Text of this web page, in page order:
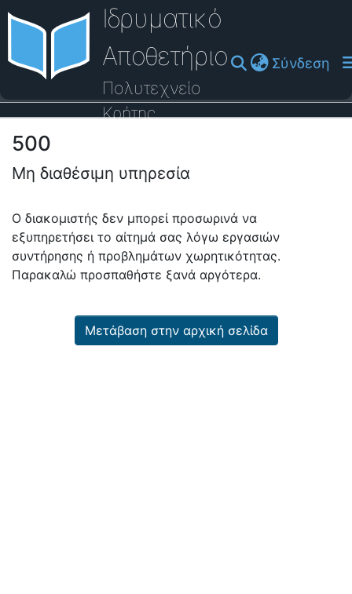
Ιδρυματικό
Αποθετήριο
Πολυτεχνείο
Κρήτης
Σύνδεση
Οδηγός Βοήθειας
500
Μη διαθέσιμη υπηρεσία
Ο διακομιστής δεν μπορεί προσωρινά να
εξυπηρετήσει το αίτημά σας λόγω εργασιών
συντήρησης ή προβλημάτων χωρητικότητας.
Παρακαλώ προσπαθήστε ξανά αργότερα.
Μετάβαση στην αρχική σελίδα